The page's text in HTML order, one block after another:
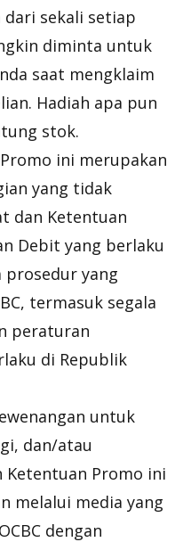
sekali setiap
diminta untuk
saat mengklaim
Hadiah apa pun
stok.
ini merupakan
yang tidak
dan Ketentuan
Debit yang berlaku
prosedur yang
termasuk segala
peraturan
di Republik
untuk
dan/atau
Ketentuan Promo ini
melalui media yang
dengan